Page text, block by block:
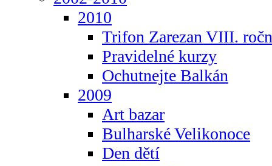
2010
Trifon Zarezan VIII.
Pravidelné kurzy
Ochutnejte Balkán
2009
Art bazar
Bulharské Velikonoce
Den dětí